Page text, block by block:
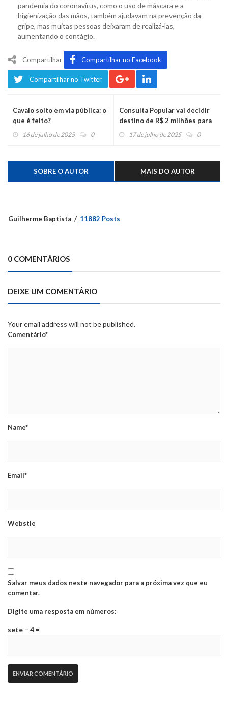
pandemia do coronavírus, como o uso de máscara e a
higienização das mãos, também ajudavam na prevenção da
gripe, mas muitas pessoas deixaram de realizá-las,
aumentando o contágio.
Compartilhar Compartilhar no Facebook
Compartilhar no Twitter
Cavalo solto em via pública: o
que é feito?
16 de julho de 2025 0
Consulta Popular vai decidir
destino de R$ 2 milhões para
o Vale do Caí
17 de julho de 2025 0
SOBRE O AUTOR MAIS DO AUTOR
Guilherme Baptista 11882 Posts
0 COMENTÁRIOS
DEIXE UM COMENTÁRIO
Your email address will not be published.
Comentário*
Name*
Email*
Webstie
Salvar meus dados neste navegador para a próxima vez que eu
comentar.
Digite uma resposta em números:
sete − 4 =